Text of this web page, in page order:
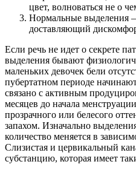
цвет, волноваться не о
Нормальные выделения
доставляющий
Если речь не идет о секрете
выделения бывают
маленьких девочек бели
пубертатном периоде
связано с активным
месяцев до начала
прозрачного или белесого
запахом. Изначально
количество меняется в
Слизистая и цервикальный
субстанцию, которая имеет